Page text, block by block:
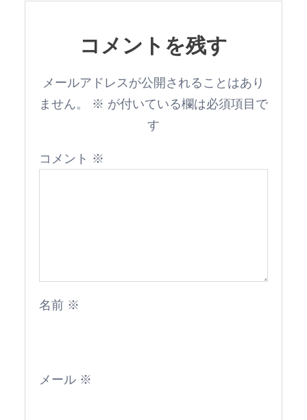
コメントを残す
メールアドレスが公開されることはあり
ません。
※ が付いている欄は必須項目で
す
コメント ※
名前 ※
メール ※